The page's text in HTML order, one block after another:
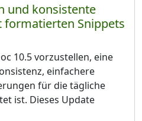
und konsistente
Snippets
10.5 vorzustellen, eine
einfachere
für die tägliche
ist. Dieses Update